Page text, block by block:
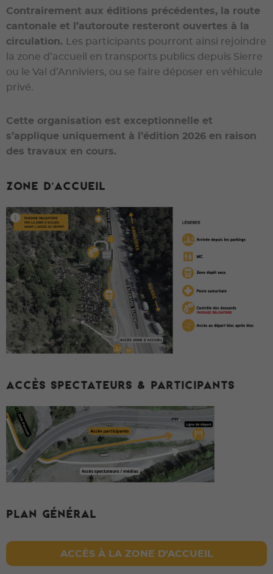
Contrairement aux éditions précédentes, la route
cantonale et l’autoroute resteront ouvertes à la
circulation. Les participants pourront ainsi rejoindre
la zone d’accueil en transports publics depuis Sierre
ou le Val d’Anniviers, ou se faire déposer en véhicule
privé.
Cette organisation est exceptionnelle et
s’applique uniquement à l’édition 2026 en raison
des travaux en cours.
Zone d'accueil
Accès spectateurs & PARTICIPANTS
Plan général
ACCÈS À LA ZONE D'ACCUEIL